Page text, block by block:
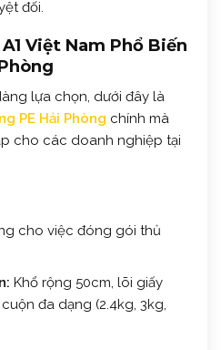
đối.
Việt Nam Phổ Biến
lựa chọn, dưới đây là
PE Hải Phòng chính mà
cho các doanh nghiệp tại
cho việc đóng gói thủ
Khổ rộng 50cm, lõi giấy
đa dạng (2.4kg, 3kg,